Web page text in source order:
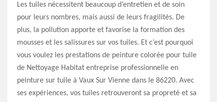
Les tuiles nécessitent beaucoup d’entretien et de soin
pour leurs nombres, mais aussi de leurs fragilités. De
plus, la pollution apporte et favorise la formation des
mousses et les salissures sur vos tuiles. Et c’est pourquoi
vous voulez les prestations de peinture colorée pour tuile
de Nettoyage Habitat entreprise professionnelle en
peinture sur tuile à Vaux Sur Vienne dans le 86220. Avec
ses expériences, vos tuiles retrouveront sa propreté et sa